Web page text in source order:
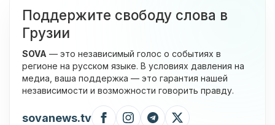
Поддержите свободу слова в
Грузии
SOVA — это независимый голос о событиях в
регионе на русском языке. В условиях давления на
медиа, ваша поддержка — это гарантия нашей
независимости и возможности говорить правду.
sovanews.tv